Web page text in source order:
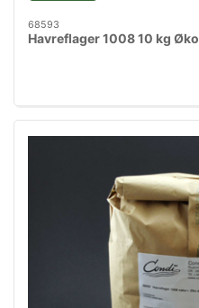
68593
Havreflager 1008 10 kg Øko